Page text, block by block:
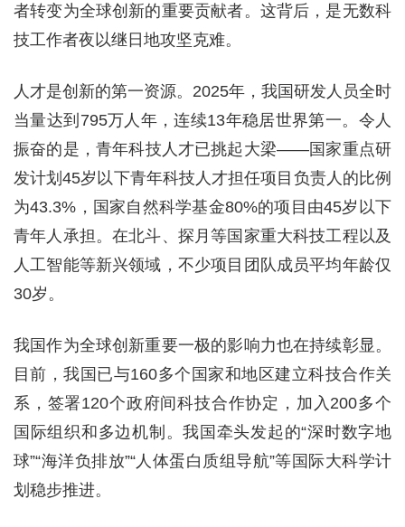
者转变为全球创新的重要贡献者。这背后，是无数科
技工作者夜以继日地攻坚克难。
人才是创新的第一资源。2025年，我国研发人员全时
当量达到795万人年，连续13年稳居世界第一。令人
振奋的是，青年科技人才已挑起大梁——国家重点研
发计划45岁以下青年科技人才担任项目负责人的比例
为43.3%，国家自然科学基金80%的项目由45岁以下
青年人承担。在北斗、探月等国家重大科技工程以及
人工智能等新兴领域，不少项目团队成员平均年龄仅
30岁。
我国作为全球创新重要一极的影响力也在持续彰显。
目前，我国已与160多个国家和地区建立科技合作关
系，签署120个政府间科技合作协定，加入200多个
国际组织和多边机制。我国牵头发起的“深时数字地
球”“海洋负排放”“人体蛋白质组导航”等国际大科学计
划稳步推进。